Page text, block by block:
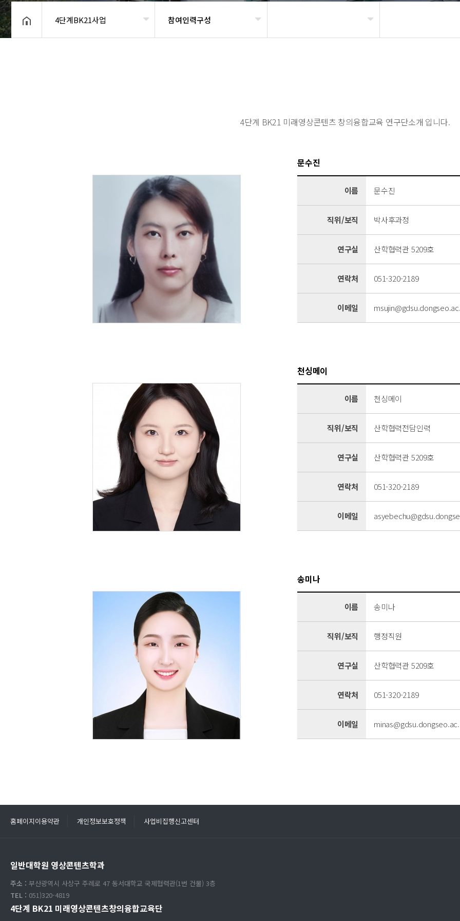
4단계BK21사업 참여인력구성
4단계 BK21 미래영상콘텐츠 창의융합교육 연구단소개 입니다.
문수진
이름 문수진
직위/보직 박사후과정
연구실 산학협력관 5209호
연락처 051-320-2189
이메일
천싱메이
이름 천싱메이
직위/보직 산학협력전담인력
연구실 산학협력관 5209호
연락처 051-320-2189
이메일
송미나
이름 송미나
직위/보직 행정직원
연구실 산학협력관 5209호
연락처 051-320-2189
이메일
홈페이지이용약관 개인정보보호정책 사업비집행신고센터
일반대학원 영상콘텐츠학과
주소 : 부산광역시 사상구 주례로 47 동서대학교 국제협력관(1번 건물) 3층
TEL : 051)320-4819
4단계 BK21 미래영상콘텐츠창의융합교육단